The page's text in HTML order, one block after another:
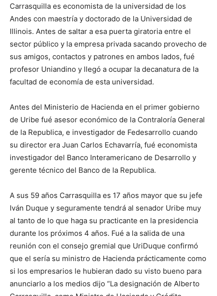
Carrasquilla es economista de la universidad de los
Andes con maestría y doctorado de la Universidad de
Illinois. Antes de saltar a esa puerta giratoria entre el
sector público y la empresa privada sacando provecho de
sus amigos, contactos y patrones en ambos lados, fué
profesor Uniandino y llegó a ocupar la decanatura de la
facultad de economía de esta universidad.
Antes del Ministerio de Hacienda en el primer gobierno
de Uribe fué asesor económico de la Contraloría General
de la Republica, e investigador de Fedesarrollo cuando
su director era Juan Carlos Echavarría, fué economista
investigador del Banco Interamericano de Desarrollo y
gerente técnico del Banco de la Republica.
A sus 59 años Carrasquilla es 17 años mayor que su jefe
Iván Duque y seguramente tendrá al senador Uribe muy
al tanto de lo que haga su practicante en la presidencia
durante los próximos 4 años. Fué a la salida de una
reunión con el consejo gremial que UriDuque confirmó
que el sería su ministro de Hacienda prácticamente como
si los empresarios le hubieran dado su visto bueno para
anunciarlo a los medios dijo “La designación de Alberto